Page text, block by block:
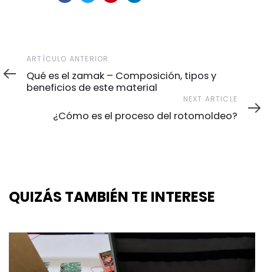
ARTÍCULO ANTERIOR
Qué es el zamak – Composición, tipos y
beneficios de este material
NEXT ARTICLE
¿Cómo es el proceso del rotomoldeo?
QUIZÁS TAMBIÉN TE INTERESE